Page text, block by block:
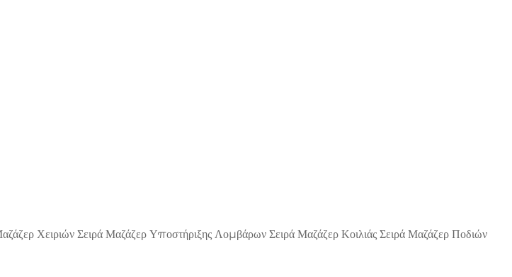
Χειριών Σειρά Μαζάζερ Υποστήριξης Λομβάρων Σειρά Μαζάζερ Κοιλιάς Σειρά Μαζάζερ Ποδιών